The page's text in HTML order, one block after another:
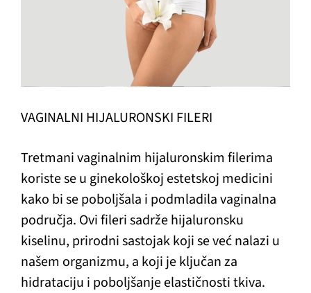
VAGINALNI HIJALURONSKI FILERI
Tretmani vaginalnim hijaluronskim filerima
koriste se u ginekološkoj estetskoj medicini
kako bi se poboljšala i podmladila vaginalna
područja. Ovi fileri sadrže hijaluronsku
kiselinu, prirodni sastojak koji se već nalazi u
našem organizmu, a koji je ključan za
hidrataciju i poboljšanje elastičnosti tkiva.